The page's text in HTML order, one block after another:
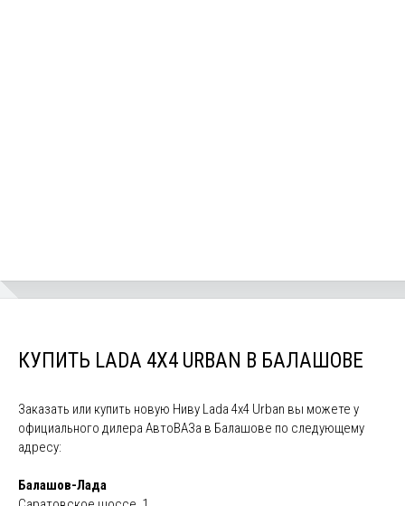
КУПИТЬ LADA 4X4 URBAN В БАЛАШОВЕ
Заказать или купить новую Ниву Lada 4x4 Urban вы можете у
официального дилера АвтоВАЗа в Балашове по следующему
адресу:
Балашов-Лада